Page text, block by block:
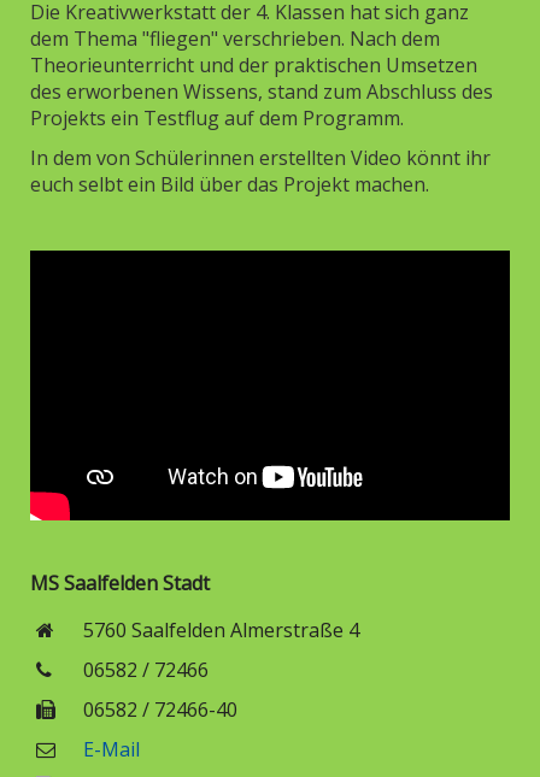
Die Kreativwerkstatt der 4. Klassen hat sich ganz
dem Thema "fliegen" verschrieben. Nach dem
Theorieunterricht und der praktischen Umsetzen
des erworbenen Wissens, stand zum Abschluss des
Projekts ein Testflug auf dem Programm.
In dem von Schülerinnen erstellten Video könnt ihr
euch selbt ein Bild über das Projekt machen.
MS Saalfelden Stadt
5760 Saalfelden Almerstraße 4
06582 / 72466
06582 / 72466-40
E-Mail